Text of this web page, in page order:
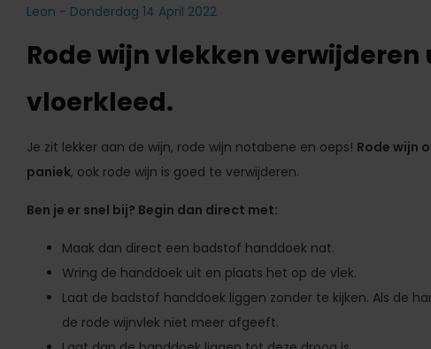
Leon - Donderdag 14 April 2022
Rode wijn vlekken
vloerkleed.
Je zit lekker aan de wijn, rode wijn notabene en oeps! Rode wijn
paniek, ook rode wijn is goed te verwijderen.
Ben je er snel bij? Begin dan direct met:
Maak dan direct een badstof handdoek nat.
Wring de handdoek uit en plaats het op de vlek.
Laat de badstof handdoek liggen zonder te kijken. Als de
de rode wijnvlek niet meer afgeeft.